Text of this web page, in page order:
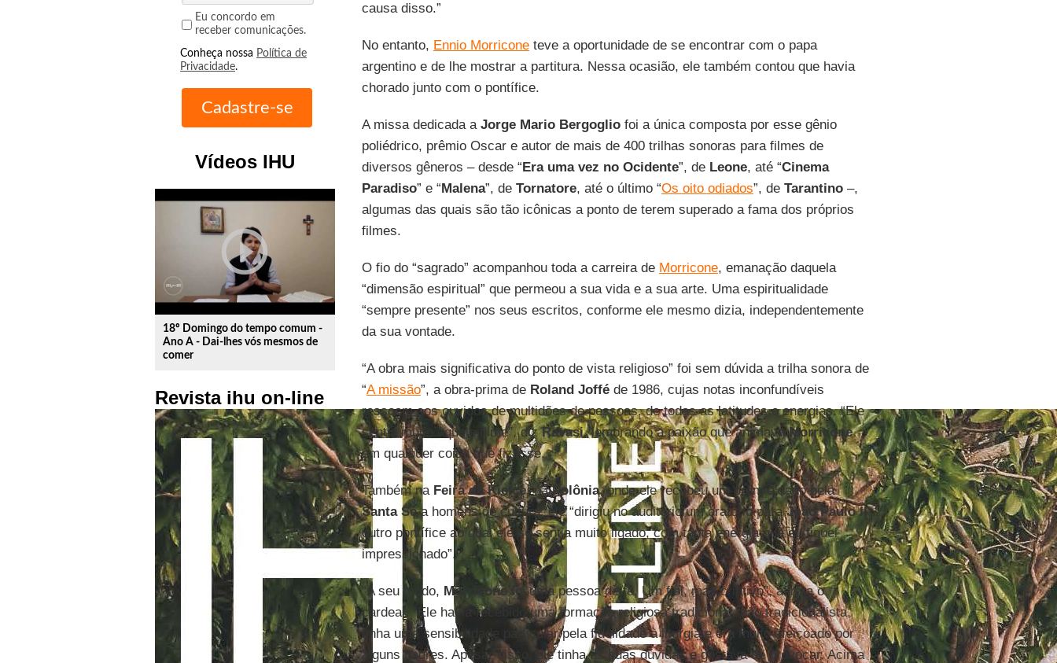
Eu concordo em
receber comunicações.
Conheça nossa Política de
Privacidade.
Vídeos IHU
play_circle_outline
18º Domingo do tempo comum -
Ano A - Dai-lhes vós mesmos de
comer
Revista ihu on-line
causa disso.”
No entanto, Ennio Morriconeteve a oportunidade de se encontrar com o papa
argentino e de lhe mostrar a partitura. Nessa ocasião, ele também contou que havia
chorado junto com o pontífice.
A missa dedicada a Jorge Mario Bergogliofoi a única composta por esse gênio
poliédrico, prêmio Oscar e autor de mais de 400 trilhas sonoras para filmes de
diversos gêneros – desde “Era uma vez no Ocidente”, de Leone, até “Cinema
Paradiso” e “Malena”, de Tornatore, até o último “Os oito odiados”, de Tarantino–,
algumas das quais são tão icônicas a ponto de terem superado a fama dos próprios
filmes.
O fio do “sagrado” acompanhou toda a carreira de Morricone, emanação daquela
“dimensão espiritual” que permeou a sua vida e a sua arte. Uma espiritualidade
“sempre presente” nos seus escritos, conforme ele mesmo dizia, independentemente
da sua vontade.
“A obra mais significativa do ponto de vista religioso” foi sem dúvida a trilha sonora de
“A missão”, a obra-prima de Roland Jofféde 1986, cujas notas inconfundíveis
ressoam aos ouvidos de multidões de pessoas, de todas as latitudes e energias. “Ele
sentia muito aquele filme”, dizRavasi, lembrando a paixão que animavaMorricone
em qualquer coisa que fizesse.
Também na Feira de Kielce, naPolônia, onde ele recebeu um prêmio dado pela
Santa Séa homens de cultura, ele “dirigiu no auditório um oratório paraJoão Paulo II,
outro pontífice ao qual ele se sentia muito ligado, com tanta energia que eu fiquei
impressionado”.
“A seu modo, Morriconefoi uma pessoa de fé. Um fiel, mas criativo”, afirma o
cardeal. “Ele havia recebido uma formação religiosa tradicional, não tradicionalista,
tinha uma sensibilidade particular pela fidelidade à liturgia e era muito afeiçoado por
alguns padres. Apesar disso, ele tinha as suas dúvidas e gostava de provocar. Acima